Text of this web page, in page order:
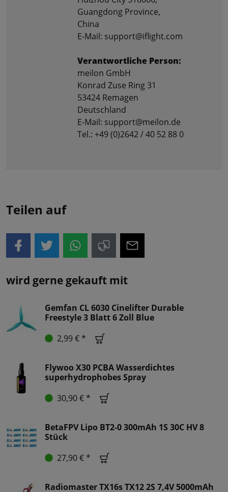
Guangdong Province,
China
E-Mail: support@iflight.com
Verantwortliche Person:
meilon GmbH
Konrad Zuse Ring 31
53424 Remagen
Deutschland
E-Mail: support@meilon.de
Tel.: +49 (0)2642 / 40 52 88 0
Teilen auf
wird gerne gekauft mit
Gemfan CL 6030 Cinelifter Durable
Freestyle 3 Blatt 6 Zoll Blue
2,99 € *
Flywoo X30 PCBA Wasserdichtes
superhydrophobes Spray
30,90 € *
BetaFPV Lipo BT2-0 300mAh 1S 30C HV 8
Stück
27,90 € *
Radiomaster TX16s TX12 2S 7,4V 5000mAh